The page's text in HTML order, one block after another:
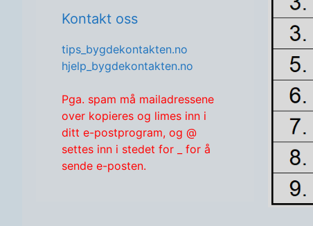
Kontakt oss
tips_bygdekontakten.no
hjelp_bygdekontakten.no
Pga. spam må mailadressene
over kopieres og limes inn i
ditt e-postprogram, og @
settes inn i stedet for _ for å
sende e-posten.